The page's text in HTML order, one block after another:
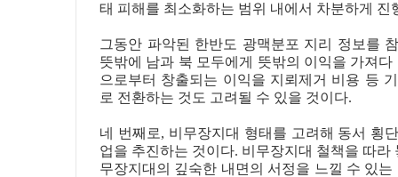
태 피해를 최소화하는 범위 내에서 차분하게 진
그동안 파악된 한반도 광맥분포 지리 정보를
뜻밖에 남과 북 모두에게 뜻밖의 이익을 가져
으로부터 창출되는 이익을 지뢰제거 비용 등
로 전환하는 것도 고려될 수 있을 것이다.
네 번째로, 비무장지대 형태를 고려해 동서 횡
업을 추진하는 것이다. 비무장지대 철책을 따라
무장지대의 깊숙한 내면의 서정을 느낄 수 있